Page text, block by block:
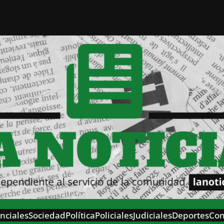
SociedadPolíticaPolicialesJudicialesDeportes